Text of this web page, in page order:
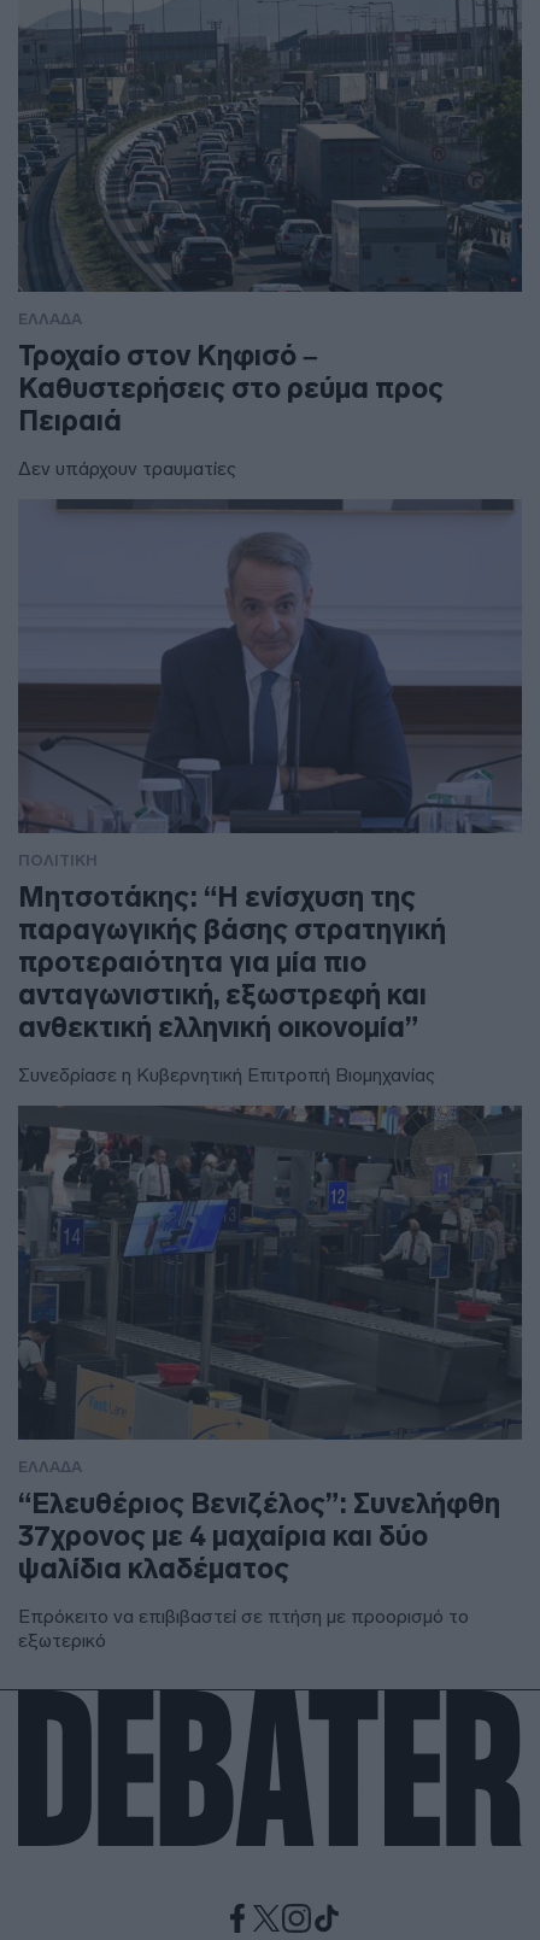
ΕΛΛΑΔΑ
Τροχαίο στον Κηφισό –
Καθυστερήσεις στο ρεύμα προς
Πειραιά
Δεν υπάρχουν τραυματίες
ΠΟΛΙΤΙΚΗ
Μητσοτάκης: “Η ενίσχυση της
παραγωγικής βάσης στρατηγική
προτεραιότητα για μία πιο
ανταγωνιστική, εξωστρεφή και
ανθεκτική ελληνική οικονομία”
Συνεδρίασε η Κυβερνητική Επιτροπή Βιομηχανίας
ΕΛΛΑΔΑ
“Ελευθέριος Βενιζέλος”: Συνελήφθη
37χρονος με 4 μαχαίρια και δύο
ψαλίδια κλαδέματος
Επρόκειτο να επιβιβαστεί σε πτήση με προορισμό το
εξωτερικό